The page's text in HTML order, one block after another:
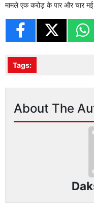
मामले एक करोड़ के पार और चार
Tags:
About The